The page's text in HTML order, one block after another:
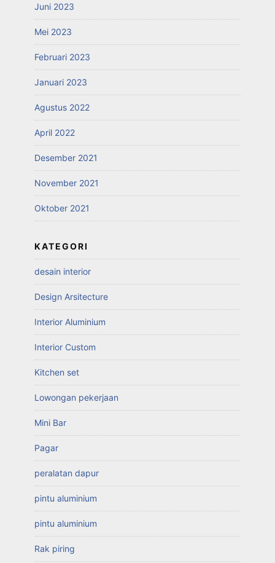
Juni 2023
Mei 2023
Februari 2023
Januari 2023
Agustus 2022
April 2022
Desember 2021
November 2021
Oktober 2021
KATEGORI
desain interior
Design Arsitecture
Interior Aluminium
Interior Custom
Kitchen set
Lowongan pekerjaan
Mini Bar
Pagar
peralatan dapur
pintu aluminium
pintu aluminium
Rak piring